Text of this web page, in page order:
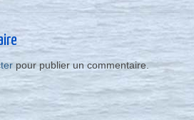
pour publier un commentaire.